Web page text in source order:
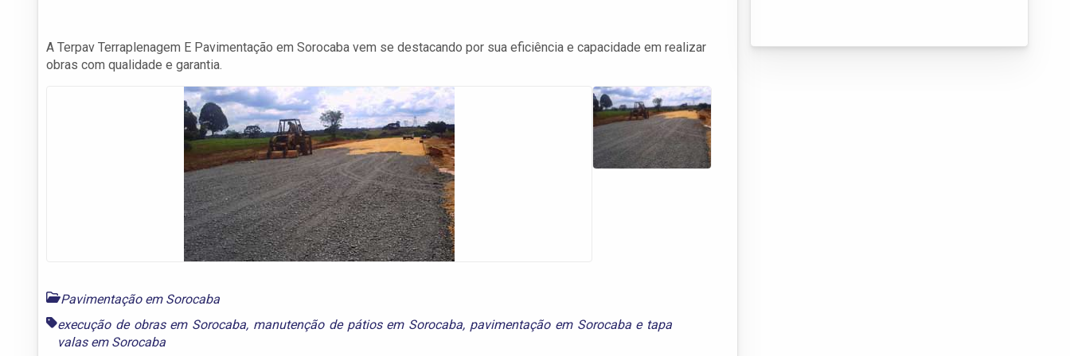
A Terpav Terraplenagem E Pavimentação em Sorocaba vem se destacando por sua eficiência e capacidade em realizar
obras com qualidade e garantia.
Pavimentação em Sorocaba
execução de obras em Sorocaba, manutenção de pátios em Sorocaba, pavimentação em Sorocabae tapa
valas em Sorocaba